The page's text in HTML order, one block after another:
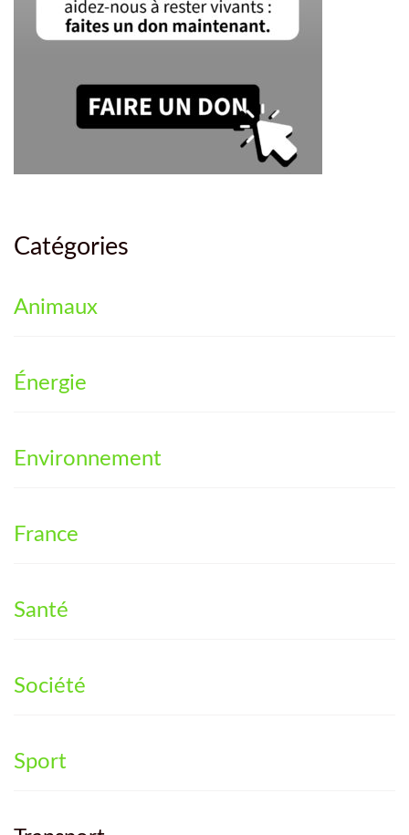
Catégories
Animaux
Énergie
Environnement
France
Santé
Société
Sport